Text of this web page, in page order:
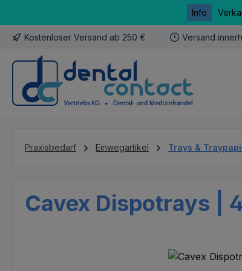
Info
Kostenloser Versand ab 250 € Versand
Praxisbedarf Einwegartikel Trays &
Cavex Dispotrays |